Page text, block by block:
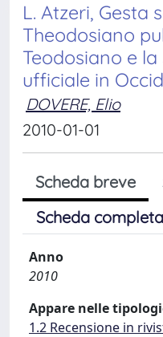
L. Atzeri, Gesta
Theodosiano
Teodosiano e
ufficiale in
DOVERE, Elio
2010-01-01
Scheda breve
Scheda
Anno
2010
Appare nelle
1.2 Recensione in